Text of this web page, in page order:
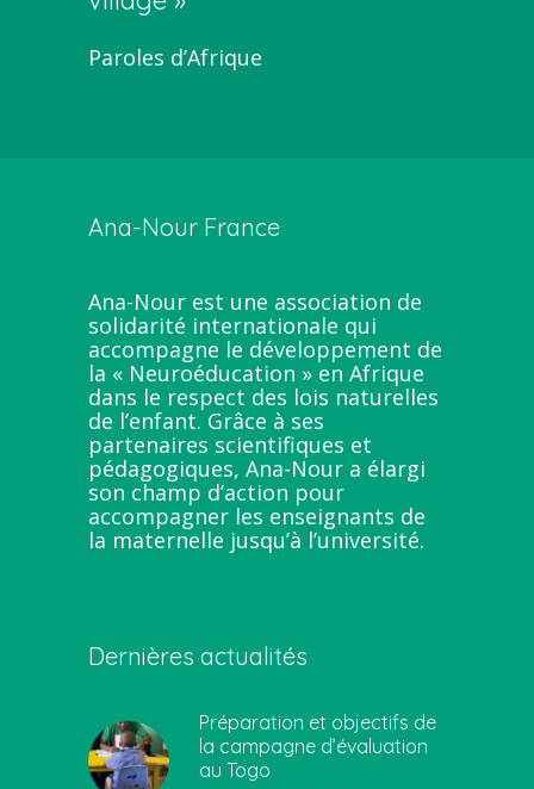
Paroles d’Afrique
Ana-Nour France
Ana-Nour est une association de
solidarité internationale qui
accompagne le développement de
la « Neuroéducation » en Afrique
dans le respect des lois naturelles
de l’enfant. Grâce à ses
partenaires scientifiques et
pédagogiques, Ana-Nour a élargi
son champ d’action pour
accompagner les enseignants de
la maternelle jusqu’à l’université.
Dernières actualités
Préparation et objectifs de
la campagne d’évaluation
au Togo